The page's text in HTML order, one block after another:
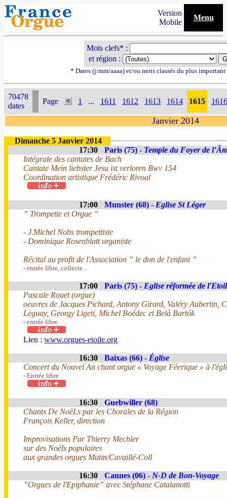
Version
Mobile
Menu
Mots clefs* :
et région :
* Dates (j/mm/aaaa) et/ou mots classés du plus
70478
dates
Page 1 ... 1611 1612 1613 1614 1615 1616
Janvier 2014
Dimanche 5 Janvier 2014
17:30
Paris (75) - Temple du Foyer de
Intégrale des cantates de Bach
Cantate Mein liebster Jesu ist verloren Bwv 154
Coordination artistique Frédéric Rivoal
17:00 Munster (68) - Eglise St Léger
” Trompette et Orgue ”
- J.Michel Nobs trompettiste
- Dominique Rosenblatt organiste
Récital au profit de l'Association ” le don de l'enfant ”
- entrée libre, collecte...
17:00 Paris (75) - Eglise réformée de
Pascale Rouet (orgue)
oeuvres de Jacques Pichard, Antony Girard, Valéry Aubertin,
Leguay, Georgy Ligeti, Michel Boédec et Belà Bartók
- entrée libre
Lien : www.orgues-etoile.org
16:30 Baixas (66) - Église
Concert du Nouvel An chant orgue « Voyage Féerique » à
- Entrée libre
16:30
Guebwiller (68)
Chants De NoëLs par les Chorales de la Région
François Keller, direction
Improvisations Par Thierry Mechler
sur des Noëls populaires
aux grandes orgues Mutin/Cavaillé-Coll
16:30 Cannes (06) - N-D de Bon-Voyage
”Orgues de l'Epiphanie” avec Stéphane Catalanotti